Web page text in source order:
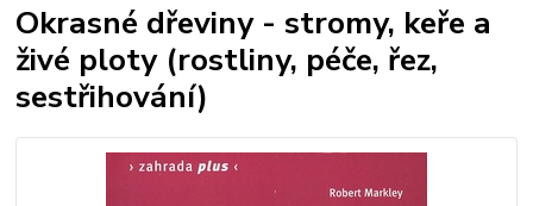
Okrasné dřeviny - stromy, keře a
živé ploty (rostliny, péče, řez,
sestřihování)